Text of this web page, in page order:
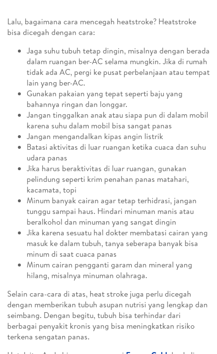
Lalu, bagaimana cara mencegah heatstroke? Heatstroke
bisa dicegah dengan cara:
Jaga suhu tubuh tetap dingin, misalnya dengan berada
dalam ruangan ber-AC selama mungkin. Jika di rumah
tidak ada AC, pergi ke pusat perbelanjaan atau tempat
lain yang ber-AC.
Gunakan pakaian yang tepat seperti baju yang
bahannya ringan dan longgar.
Jangan tinggalkan anak atau siapa pun di dalam mobil
karena suhu dalam mobil bisa sangat panas
Jangan mengandalkan kipas angin listrik
Batasi aktivitas di luar ruangan ketika cuaca dan suhu
udara panas
Jika harus beraktivitas di luar ruangan, gunakan
pelindung seperti krim penahan panas matahari,
kacamata, topi
Minum banyak cairan agar tetap terhidrasi, jangan
tunggu sampai haus. Hindari minuman manis atau
beralkohol dan minuman yang sangat dingin
Jika karena sesuatu hal dokter membatasi cairan yang
masuk ke dalam tubuh, tanya seberapa banyak bisa
minum di saat cuaca panas
Minum cairan pengganti garam dan mineral yang
hilang, misalnya minuman olahraga.
Selain cara-cara di atas, heat stroke juga perlu dicegah
dengan memberikan tubuh asupan nutrisi yang lengkap dan
seimbang. Dengan begitu, tubuh bisa terhindar dari
berbagai penyakit kronis yang bisa meningkatkan risiko
terkena sengatan panas.